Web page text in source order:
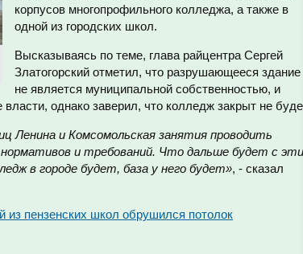
корпусов многопрофильного колледжа, а также в
одной из городских школ.
Высказываясь по теме, глава райцентра Сергей
Златогорский отметил, что разрушающееся здание
не является муниципальной собственностью, и
однако заверил, что колледж закрыт не
Ленина и Комсомольская занятия проводить
нормативов и требований. Что дальше будет с
в городе будет, база у него будет», - сказал
из пензенских школ обрушился потолок